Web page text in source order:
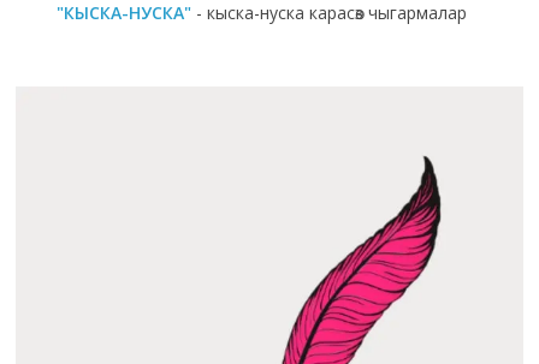
"КЫСКА-НУСКА" - кыска-нуска карасөз чыгармалар